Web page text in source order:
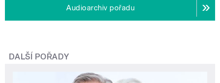
Audioarchiv pořadu
DALŠÍ POŘADY